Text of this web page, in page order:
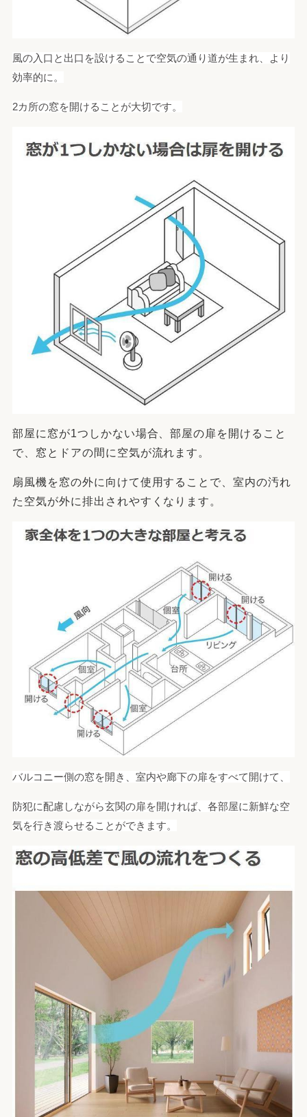
風の入口と出口を設けることで空気の通り道が生まれ、より
効率的に。
2カ所の窓を開けることが大切です。
部屋に窓が1つしかない場合、部屋の扉を開けること
で、窓とドアの間に空気が流れます。
扇風機を窓の外に向けて使用することで、室内の汚れ
た空気が外に排出されやすくなります。
バルコニー側の窓を開き、室内や廊下の扉をすべて開けて、
防犯に配慮しながら玄関の扉を開ければ、各部屋に新鮮な空
気を行き渡らせることができます。